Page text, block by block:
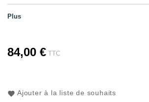
Plus
84,00 € TTC
Ajouter à la liste de souhaits